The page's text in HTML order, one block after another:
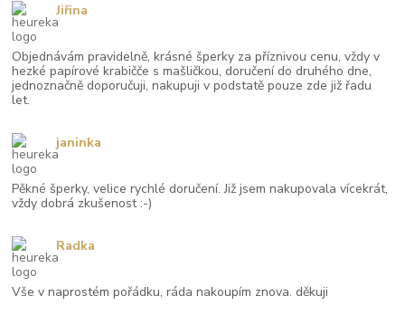
Objednávám pravidelně, krásné šperky za příznivou cenu, vždy v
hezké papírové krabičče s mašličkou, doručení do druhého dne,
jednoznačně doporučuji, nakupuji v podstatě pouze zde již řadu
let.
Jiřina
Pěkné šperky, velice rychlé doručení. Již jsem nakupovala vícekrát,
vždy dobrá zkušenost :-)
janinka
Vše v naprostém pořádku, ráda nakoupím znova. děkuji
Radka